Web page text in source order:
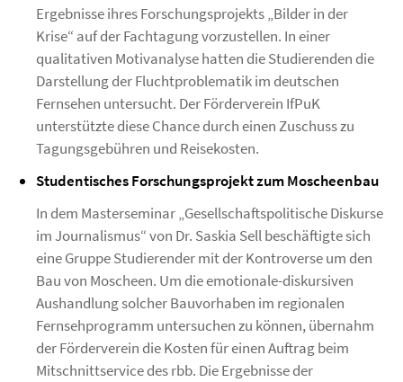
Ergebnisse ihres Forschungsprojekts „Bilder in der
Krise“ auf der Fachtagung vorzustellen. In einer
qualitativen Motivanalyse hatten die Studierenden die
Darstellung der Fluchtproblematik im deutschen
Fernsehen untersucht. Der Förderverein IfPuK
unterstützte diese Chance durch einen Zuschuss zu
Tagungsgebühren und Reisekosten.
Studentisches Forschungsprojekt zum Moscheenbau
In dem Masterseminar „Gesellschaftspolitische Diskurse
im Journalismus“ von Dr. Saskia Sell beschäftigte sich
eine Gruppe Studierender mit der Kontroverse um den
Bau von Moscheen. Um die emotionale-diskursiven
Aushandlung solcher Bauvorhaben im regionalen
Fernsehprogramm untersuchen zu können, übernahm
der Förderverein die Kosten für einen Auftrag beim
Mitschnittservice des rbb. Die Ergebnisse der